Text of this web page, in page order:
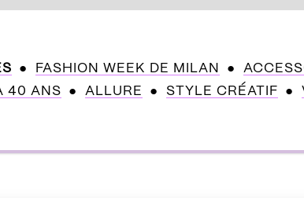
FASHION WEEK DE MILAN
40 ANS ALLURE STYLE CRÉATIF